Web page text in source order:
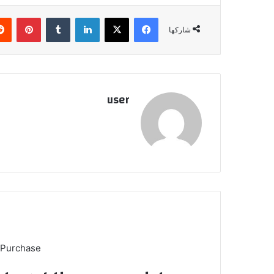
شاركها
فيسبوك ‫X لينكدإن
user